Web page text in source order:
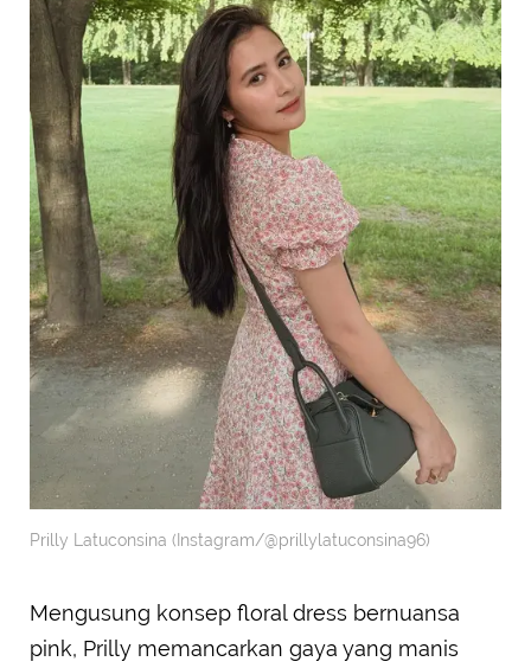
Prilly Latuconsina (Instagram/@prillylatuconsina96)
Mengusung konsep floral dress bernuansa
pink, Prilly memancarkan gaya yang manis